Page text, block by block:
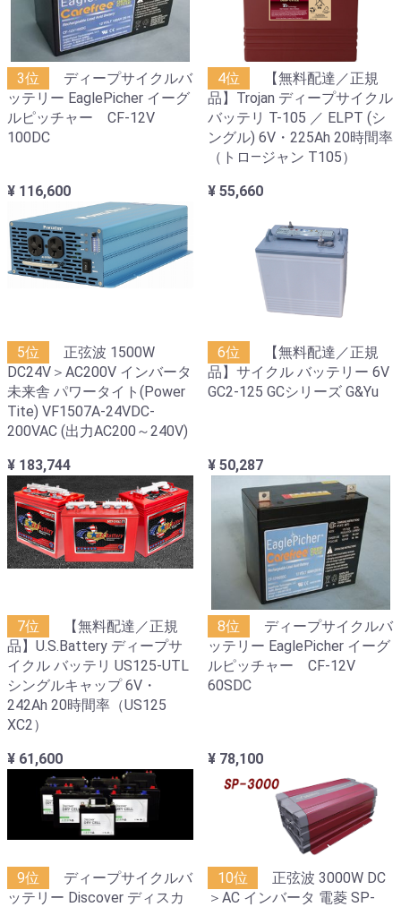
3位
ディープサイクルバ
ッテリー EaglePicher イーグ
ルピッチャー CF-12V
100DC
¥ 116,600
4位
【無料配達／正規
品】Trojan ディープサイクル
バッテリ T-105 ／ ELPT (シ
ングル) 6V・225Ah 20時間率
（トロ―ジャン T105）
¥ 55,660
5位
正弦波 1500W
DC24V＞AC200V インバータ
未来舎 パワータイト(Power
Tite) VF1507A-24VDC-
200VAC (出力AC200～240V)
¥ 183,744
6位
【無料配達／正規
品】サイクル バッテリー 6V
GC2-125 GCシリーズ G&Yu
¥ 50,287
7位
【無料配達／正規
品】U.S.Battery ディープサ
イクル バッテリ US125-UTL
シングルキャップ 6V・
242Ah 20時間率（US125
XC2）
¥ 61,600
8位
ディープサイクルバ
ッテリー EaglePicher イーグ
ルピッチャー CF-12V
60SDC
¥ 78,100
9位
ディープサイクルバ
ッテリー Discover ディスカ
10位
正弦波 3000W DC
＞AC インバータ 電菱 SP-